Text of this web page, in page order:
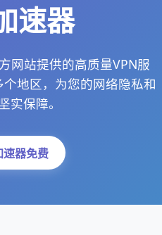
速器
网站提供的高质量VPN服
地区，为您的网络隐私和
实保障。
器免费